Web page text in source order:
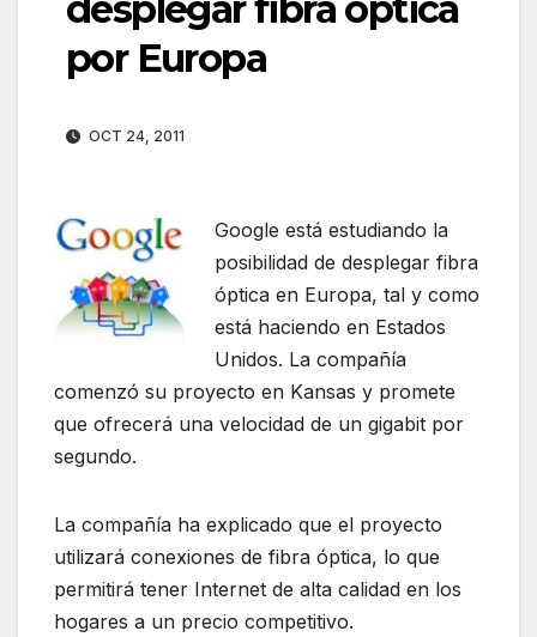
desplegar fibra óptica
por Europa
OCT 24, 2011
Google está estudiando la
posibilidad de desplegar fibra
óptica en Europa, tal y como
está haciendo en Estados
Unidos. La compañía
comenzó su proyecto en Kansas y promete
que ofrecerá una velocidad de un gigabit por
segundo.
La compañía ha explicado que el proyecto
utilizará conexiones de fibra óptica, lo que
permitirá tener Internet de alta calidad en los
hogares a un precio competitivo.